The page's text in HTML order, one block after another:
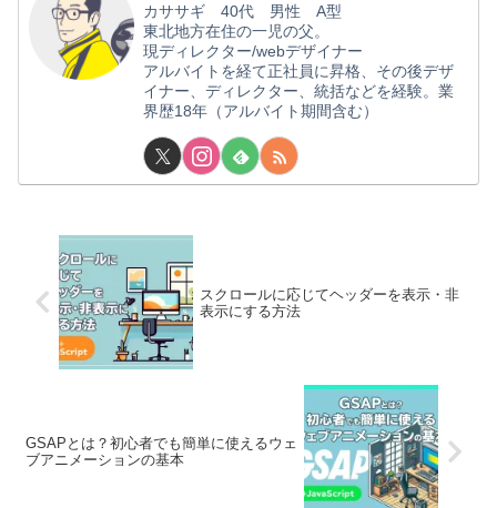
カササギ 40代 男性 A型
東北地方在住の一児の父。
現ディレクター/webデザイナー
アルバイトを経て正社員に昇格、その後デザ
イナー、ディレクター、統括などを経験。業
界歴18年（アルバイト期間含む）
スクロールに応じてヘッダーを表示・非
表示にする方法
GSAPとは？初心者でも簡単に使えるウェ
ブアニメーションの基本